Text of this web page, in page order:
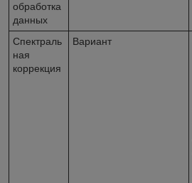
обработка
данных
Спектраль
ная
коррекция
Вариант